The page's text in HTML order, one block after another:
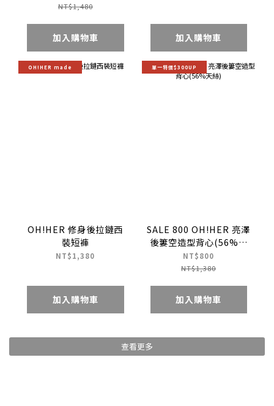
NT$1,480
加入購物車 加入購物車
OH!HER made
OH!HER 修身後拉鏈西
裝短褲
NT$1,380
加入購物車
單一特價$300UP
SALE 800 OH!HER 亮澤
後簍空造型背心(56%天
絲)
NT$800
NT$1,380
加入購物車
查看更多